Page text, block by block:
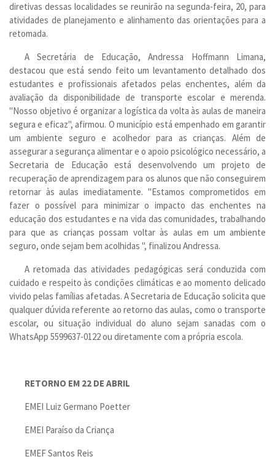
diretivas dessas localidades se reunirão na segunda-feira, 20, para
atividades de planejamento e alinhamento das orientações para a
retomada.
A Secretária de Educação, Andressa Hoffmann Limana,
destacou que está sendo feito um levantamento detalhado dos
estudantes e profissionais afetados pelas enchentes, além da
avaliação da disponibilidade de transporte escolar e merenda.
"Nosso objetivo é organizar a logística da volta às aulas de maneira
segura e eficaz", afirmou. O município está empenhado em garantir
um ambiente seguro e acolhedor para as crianças. Além de
assegurar a segurança alimentar e o apoio psicológico necessário, a
Secretaria de Educação está desenvolvendo um projeto de
recuperação de aprendizagem para os alunos que não conseguirem
retornar às aulas imediatamente. "Estamos comprometidos em
fazer o possível para minimizar o impacto das enchentes na
educação dos estudantes e na vida das comunidades, trabalhando
para que as crianças possam voltar às aulas em um ambiente
seguro, onde sejam bem acolhidas ", finalizou Andressa.
A retomada das atividades pedagógicas será conduzida com
cuidado e respeito às condições climáticas e ao momento delicado
vivido pelas famílias afetadas. A Secretaria de Educação solicita que
qualquer dúvida referente ao retorno das aulas, como o transporte
escolar, ou situação individual do aluno sejam sanadas com o
WhatsApp 5599637-0122 ou diretamente com a própria escola.
RETORNO EM 22 DE ABRIL
EMEI Luiz Germano Poetter
EMEI Paraíso da Criança
EMEF Santos Reis